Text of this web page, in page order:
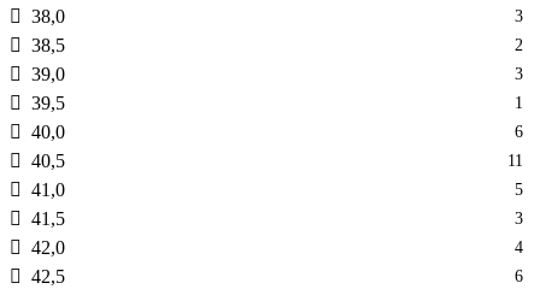
38,0 3
38,5 2
39,0 3
39,5 1
40,0 6
40,5 11
41,0 5
41,5 3
42,0 4
42,5 6